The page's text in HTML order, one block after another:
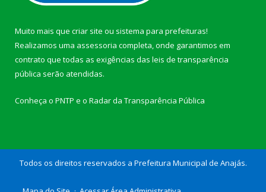
Muito mais que criar site ou sistema para prefeituras!
Realizamos uma assessoria completa, onde garantimos em
contrato que todas as exigências das leis de transparência
pública serão atendidas.
Conheça o PNTP e o Radar da Transparência Pública
Todos os direitos reservados a Prefeitura Municipal de Anajás.